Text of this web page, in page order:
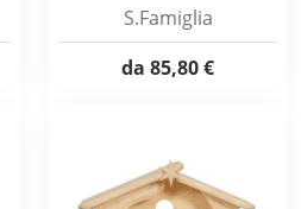
S.Famiglia
da 85,80 €